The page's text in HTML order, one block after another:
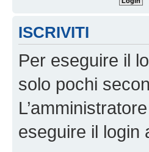
ISCRIVITI
Per eseguire il
solo pochi
eseguire il login